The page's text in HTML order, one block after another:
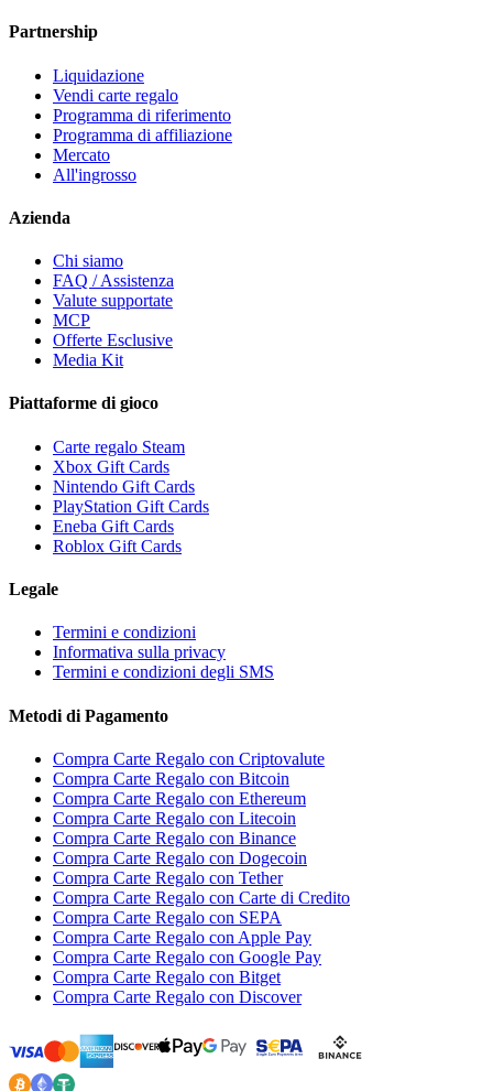
Partnership
Liquidazione
Vendi carte regalo
Programma di riferimento
Programma di affiliazione
Mercato
All'ingrosso
Azienda
Chi siamo
FAQ / Assistenza
Valute supportate
MCP
Offerte Esclusive
Media Kit
Piattaforme di gioco
Carte regalo Steam
Xbox Gift Cards
Nintendo Gift Cards
PlayStation Gift Cards
Eneba Gift Cards
Roblox Gift Cards
Legale
Termini e condizioni
Informativa sulla privacy
Termini e condizioni degli SMS
Metodi di Pagamento
Compra Carte Regalo con Criptovalute
Compra Carte Regalo con Bitcoin
Compra Carte Regalo con Ethereum
Compra Carte Regalo con Litecoin
Compra Carte Regalo con Binance
Compra Carte Regalo con Dogecoin
Compra Carte Regalo con Tether
Compra Carte Regalo con Carte di Credito
Compra Carte Regalo con SEPA
Compra Carte Regalo con Apple Pay
Compra Carte Regalo con Google Pay
Compra Carte Regalo con Bitget
Compra Carte Regalo con Discover